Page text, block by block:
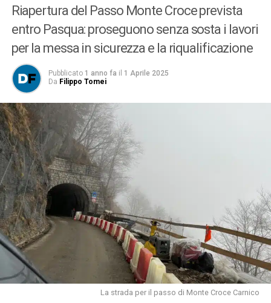
Riapertura del Passo Monte Croce prevista
entro Pasqua: proseguono senza sosta i lavori
per la messa in sicurezza e la riqualificazione
Pubblicato 1 anno fa il 1 Aprile 2025
Da Filippo Tomei
La strada per il passo di Monte Croce Carnico